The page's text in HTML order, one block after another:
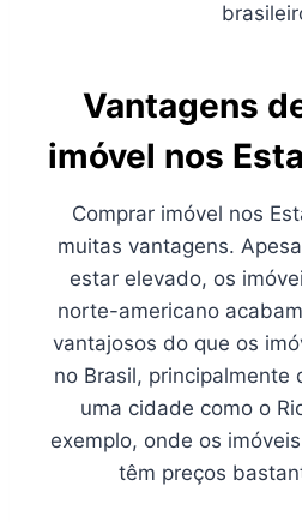
Vantagens
imóvel nos
Comprar imóvel nos
muitas vantagens.
estar elevado, os
norte-americano
vantajosos do que os
no Brasil, principalmente
uma cidade como o
exemplo, onde os
têm preços